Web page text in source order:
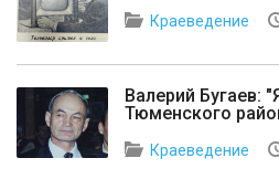
Краеведение
Валерий Бугаев:
Тюменского
Краеведение